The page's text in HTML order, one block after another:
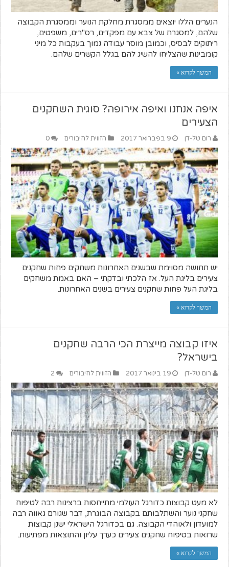
הנערים הללו יוצאים ממסגרת מחלקת הנוער וממסגרת הקבוצה
שלהם, למסגרת של צבא עם מפקדים, רס"רים, משפטים,
ריתוקים לבסיס, וכמובן מוסר עבודה נמוך בעקבות כל מיני
קומבינות שהצליחו להשיג להם בגלל הקשרים שלהם.
המשך לקרוא »
איפה אנחנו ואיפה אירופה? סוגית השחקנים
הצעירים
רום טל-דן 9 בפברואר 2017 הזווית לחיבורים 0
יש תחושה מסוימת שבשנים האחרונות משחקים פחות שחקנים
צעירים בליגת העל. אז הלכתי ובדקתי – האם באמת משחקים
בליגת העל פחות שחקנים צעירים בשנים האחרונות.
המשך לקרוא »
איזו קבוצה מייצרת הכי הרבה שחקנים
בישראל?
רום טל-דן 19 בינואר 2017 הזווית לחיבורים 2
לא מעט קבוצות כדורגל העולמי מתייחסות ברצינות רבה לטיפוח
שחקני נוער והשתלבותם בקבוצה הבוגרת, דבר שגורם גאווה רבה
למועדון ולאוהדי הקבוצה. גם בכדורגל הישראלי ישנן קבוצות
שרואות בטיפוח שחקנים צעירים כערך עליון והתוצאות מפתיעות.
המשך לקרוא »